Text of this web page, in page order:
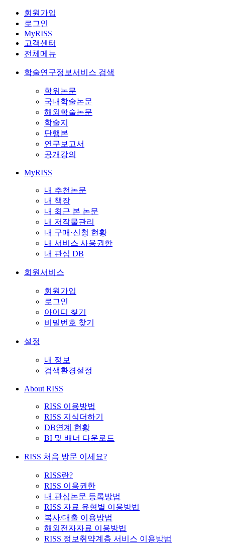
회원가입
로그인
MyRISS
고객센터
전체메뉴
학술연구정보서비스 검색
학위논문
국내학술논문
해외학술논문
학술지
단행본
연구보고서
공개강의
MyRISS
내 추천논문
내 책장
내 최근 본 논문
내 저작물관리
내 구매·신청 현황
내 서비스 사용권한
내 관심 DB
회원서비스
회원가입
로그인
아이디 찾기
비밀번호 찾기
설정
내 정보
검색환경설정
About RISS
RISS 이용방법
RISS 지식더하기
DB연계 현황
BI 및 배너 다운로드
RISS 처음 방문 이세요?
RISS란?
RISS 이용권한
내 관심논문 등록방법
RISS 자료 유형별 이용방법
복사/대출 이용방법
해외전자자료 이용방법
RISS 정보취약계층 서비스 이용방법